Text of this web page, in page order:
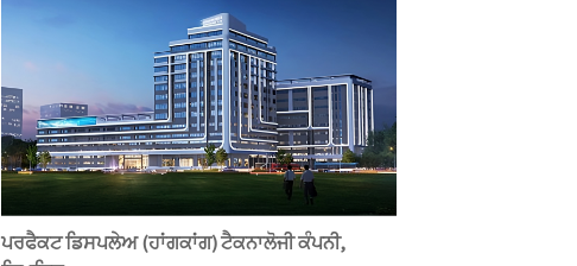
ਪਰਫੈਕਟ ਡਿਸਪਲੇਅ (ਹਾਂਗਕਾਂਗ) ਟੈਕਨਾਲੋਜੀ ਕੰਪਨੀ,